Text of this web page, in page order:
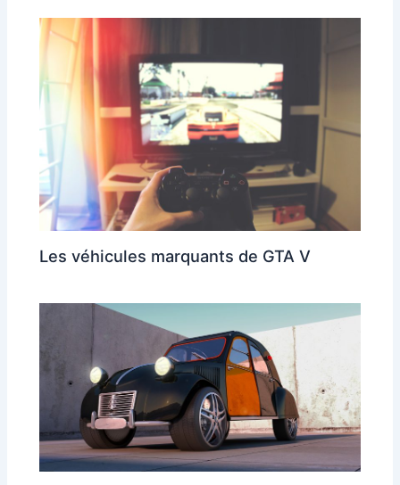
Les véhicules marquants de GTA V